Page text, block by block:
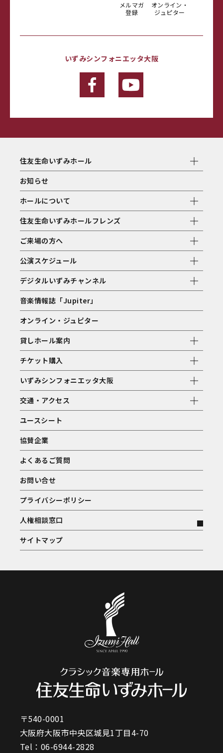
メルマガ
登録
オンライン・
ジュピター
いずみシンフォニエッタ大阪
住友生命いずみホール
お知らせ
ホールについて
住友生命いずみホールフレンズ
ご来場の方へ
公演スケジュール
デジタルいずみチャンネル
音楽情報誌「Jupiter」
オンライン・ジュピター
貸しホール案内
チケット購入
いずみシンフォニエッタ大阪
交通・アクセス
ユースシート
協賛企業
よくあるご質問
お問い合せ
プライバシーポリシー
人権相談窓口
サイトマップ
〒540-0001
大阪府大阪市中央区城見1丁目4-70
Tel： 06-6944-2828